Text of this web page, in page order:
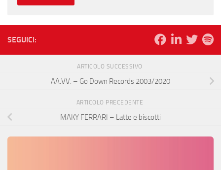
SEGUICI:
ARTICOLO SUCCESSIVO
AA.VV. – Go Down Records 2003/2020
ARTICOLO PRECEDENTE
MAKY FERRARI – Latte e biscotti